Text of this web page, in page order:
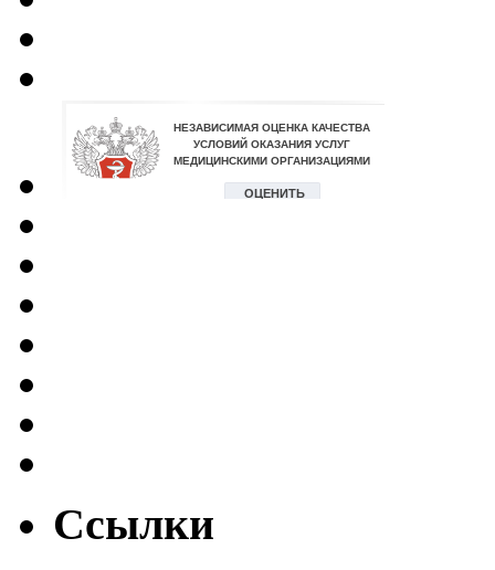
Ссылки